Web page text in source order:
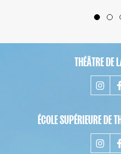
THÉÂTRE DE
ÉCOLE SUPÉRIEURE DE